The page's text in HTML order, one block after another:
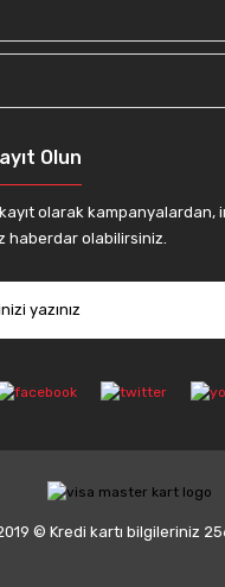
Olun
olarak kampanyalardan,
haberdar olabilirsiniz.
© Kredi kartı bilgileriniz